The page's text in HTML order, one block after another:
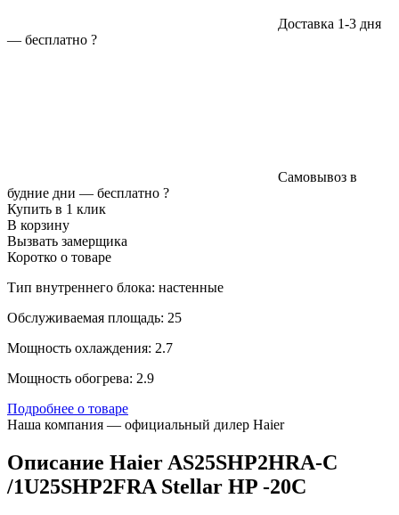
Доставка 1-3 дня
— бесплатно ?
Самовывоз в
будние дни — бесплатно ?
Купить в 1 клик
В корзину
Вызвать замерщика
Коротко о товаре
Тип внутреннего блока: настенные
Обслуживаемая площадь: 25
Мощность охлаждения: 2.7
Мощность обогрева: 2.9
Подробнее о товаре
Наша компания — официальный дилер Haier
Описание Haier AS25SHP2HRA-C
/1U25SHP2FRA Stellar HP -20С